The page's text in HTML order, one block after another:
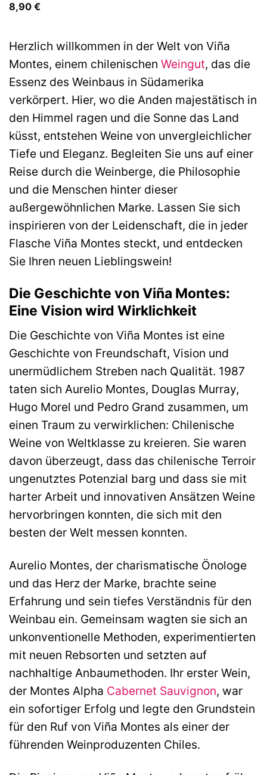
8,90 €
Herzlich willkommen in der Welt von Viña
Montes, einem chilenischen Weingut, das die
Essenz des Weinbaus in Südamerika
verkörpert. Hier, wo die Anden majestätisch in
den Himmel ragen und die Sonne das Land
küsst, entstehen Weine von unvergleichlicher
Tiefe und Eleganz. Begleiten Sie uns auf einer
Reise durch die Weinberge, die Philosophie
und die Menschen hinter dieser
außergewöhnlichen Marke. Lassen Sie sich
inspirieren von der Leidenschaft, die in jeder
Flasche Viña Montes steckt, und entdecken
Sie Ihren neuen Lieblingswein!
Die Geschichte von Viña Montes:
Eine Vision wird Wirklichkeit
Die Geschichte von Viña Montes ist eine
Geschichte von Freundschaft, Vision und
unermüdlichem Streben nach Qualität. 1987
taten sich Aurelio Montes, Douglas Murray,
Hugo Morel und Pedro Grand zusammen, um
einen Traum zu verwirklichen: Chilenische
Weine von Weltklasse zu kreieren. Sie waren
davon überzeugt, dass das chilenische Terroir
ungenutztes Potenzial barg und dass sie mit
harter Arbeit und innovativen Ansätzen Weine
hervorbringen konnten, die sich mit den
besten der Welt messen konnten.
Aurelio Montes, der charismatische Önologe
und das Herz der Marke, brachte seine
Erfahrung und sein tiefes Verständnis für den
Weinbau ein. Gemeinsam wagten sie sich an
unkonventionelle Methoden, experimentierten
mit neuen Rebsorten und setzten auf
nachhaltige Anbaumethoden. Ihr erster Wein,
der Montes Alpha Cabernet Sauvignon, war
ein sofortiger Erfolg und legte den Grundstein
für den Ruf von Viña Montes als einer der
führenden Weinproduzenten Chiles.